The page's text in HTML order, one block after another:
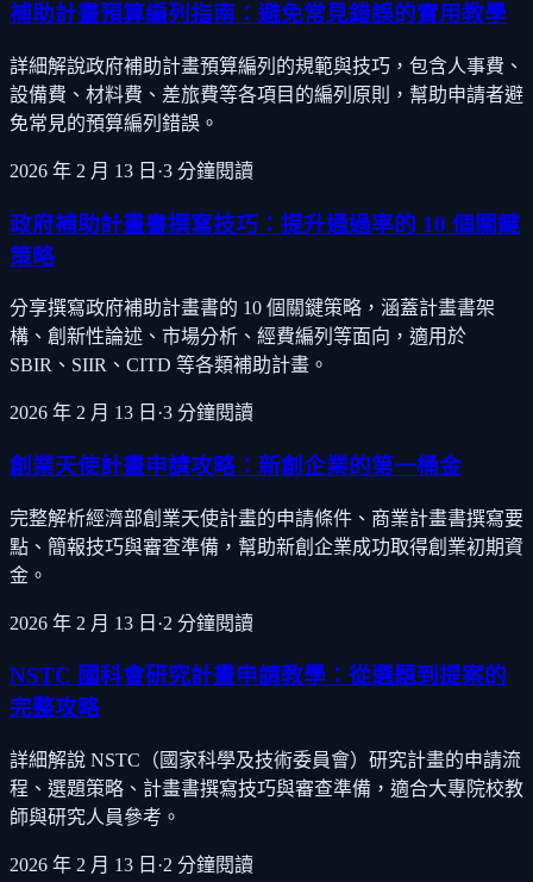
補助計畫預算編列指南：避免常見錯誤的實用教學
詳細解說政府補助計畫預算編列的規範與技巧，包含人事費、
設備費、材料費、差旅費等各項目的編列原則，幫助申請者避
免常見的預算編列錯誤。
2026 年 2 月 13 日 ·3 分鐘閱讀
政府補助計畫書撰寫技巧：提升通過率的 10 個關鍵
策略
分享撰寫政府補助計畫書的 10 個關鍵策略，涵蓋計畫書架
構、創新性論述、市場分析、經費編列等面向，適用於
SBIR、SIIR、CITD 等各類補助計畫。
2026 年 2 月 13 日 ·3 分鐘閱讀
創業天使計畫申請攻略：新創企業的第一桶金
完整解析經濟部創業天使計畫的申請條件、商業計畫書撰寫要
點、簡報技巧與審查準備，幫助新創企業成功取得創業初期資
金。
2026 年 2 月 13 日 ·2 分鐘閱讀
NSTC 國科會研究計畫申請教學：從選題到提案的
完整攻略
詳細解說 NSTC（國家科學及技術委員會）研究計畫的申請流
程、選題策略、計畫書撰寫技巧與審查準備，適合大專院校教
師與研究人員參考。
2026 年 2 月 13 日 ·2 分鐘閱讀